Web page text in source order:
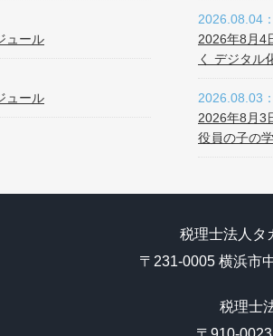
ュール
ュール
2026.08.04：
2026年8月4
く デジタル
2026.08.03：
2026年8月3
役員の子の
税理士法人タ
〒231-0005 横浜市
税理士